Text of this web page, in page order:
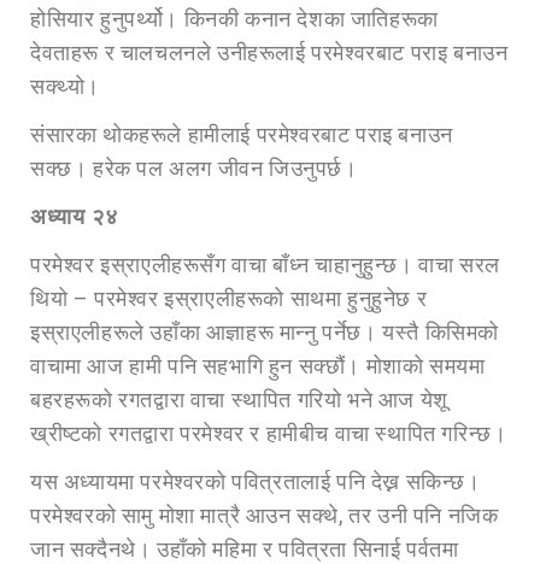
होसियार हुनुपर्थ्यो। किनकी कनान देशका जातिहरूका
देवताहरू र चालचलनले उनीहरूलाई परमेश्वरबाट पराइ बनाउन
सक्थ्यो।
संसारका थोकहरूले हामीलाई परमेश्वरबाट पराइ बनाउन
सक्छ। हरेक पल अलग जीवन जिउनुपर्छ।
अध्याय २४
परमेश्वर इस्राएलीहरूसँग वाचा बाँध्न चाहानुहुन्छ। वाचा सरल
थियो – परमेश्वर इस्राएलीहरूको साथमा हुनुहुनेछ र
इस्राएलीहरूले उहाँका आज्ञाहरू मान्नु पर्नेछ। यस्तै किसिमको
वाचामा आज हामी पनि सहभागि हुन सक्छौं। मोशाको समयमा
बहरहरूको रगतद्वारा वाचा स्थापित गरियो भने आज येशू
ख्रीष्टको रगतद्वारा परमेश्वर र हामीबीच वाचा स्थापित गरिन्छ।
यस अध्यायमा परमेश्वरको पवित्रतालाई पनि देख्न सकिन्छ।
परमेश्वरको सामु मोशा मात्रै आउन सक्थे, तर उनी पनि नजिक
जान सक्दैनथे। उहाँको महिमा र पवित्रता सिनाई पर्वतमा